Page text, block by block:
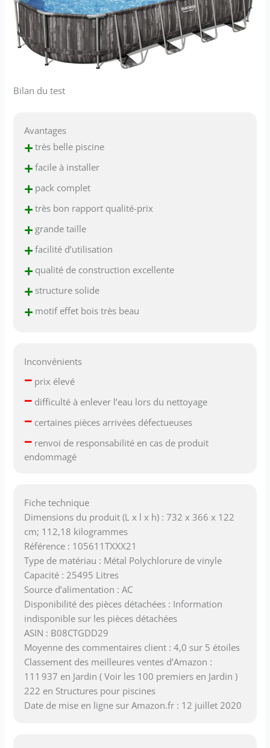
Bilan du test
Avantages
+ très belle piscine
+ facile à installer
+ pack complet
+ très bon rapport qualité-prix
+ grande taille
+ facilité d’utilisation
+ qualité de construction excellente
+ structure solide
+ motif effet bois très beau
Inconvénients
– prix élevé
– difficulté à enlever l’eau lors du nettoyage
– certaines pièces arrivées défectueuses
– renvoi de responsabilité en cas de produit
endommagé
Fiche technique
Dimensions du produit (L x l x h) : 732 x 366 x 122
cm; 112,18 kilogrammes
Référence : 105611TXXX21
Type de matériau : Métal Polychlorure de vinyle
Capacité : 25495 Litres
Source d’alimentation : AC
Disponibilité des pièces détachées : Information
indisponible sur les pièces détachées
ASIN : B08CTGDD29
Moyenne des commentaires client : 4,0 sur 5 étoiles
Classement des meilleures ventes d’Amazon :
111 937 en Jardin ( Voir les 100 premiers en Jardin )
222 en Structures pour piscines
Date de mise en ligne sur Amazon.fr : 12 juillet 2020